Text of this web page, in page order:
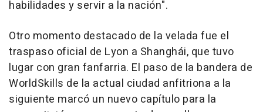
habilidades y servir a la nación".
Otro momento destacado de la velada fue el
traspaso oficial de Lyon a Shanghái, que tuvo
lugar con gran fanfarria. El paso de la bandera de
WorldSkills de la actual ciudad anfitriona a la
siguiente marcó un nuevo capítulo para la